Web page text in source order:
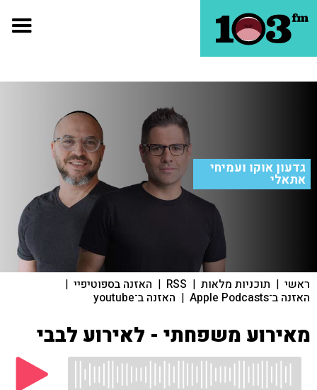
גדעון אוקו ועמיחי
אתאלי
ראשי | תוכניות מלאות |
RSS
| האזנה בספוטיפיי |
האזנה ב־Apple Podcasts | האזנה ב־youtube
מאירוע משפחתי - לאירוע לבבי